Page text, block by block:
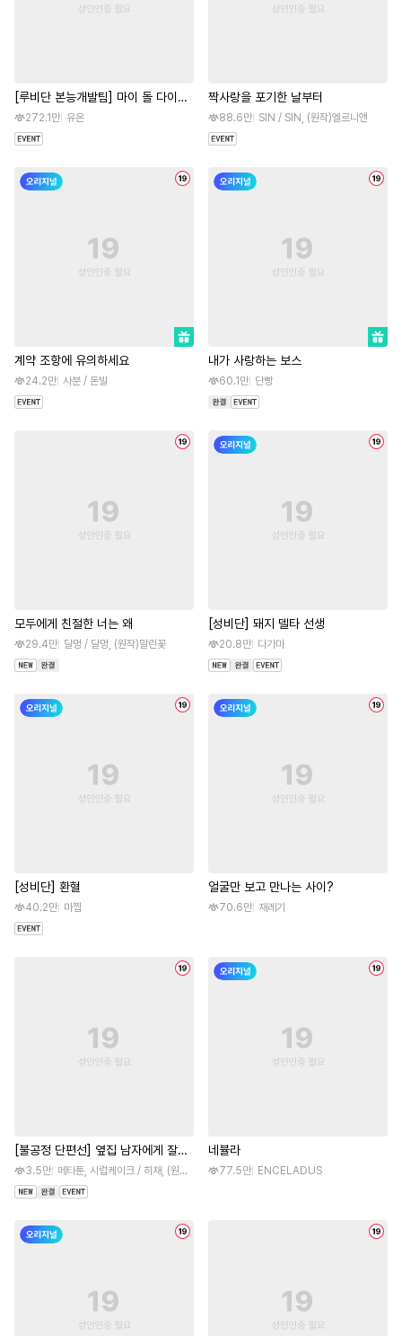
[루비단 본능개발팀] 마이 돌 다이어
리272.1만 유온
짝사랑을 포기한 날부터
88.6만 SIN / SIN, (원작)엘르니앤
계약 조항에 유의하세요
24.2만 사분 / 돈빌
내가 사랑하는 보스
60.1만 단빵
모두에게 친절한 너는 왜
29.4만 달멍 / 달멍, (원작)말린꽃
[성비단] 돼지 델타 선생
20.8만 다가마
[성비단] 환혈
40.2만 마찝
얼굴만 보고 만나는 사이?
70.6만 재레기
[불공정 단편선] 옆집 남자에게 잘해
주지 마세요
3.5만 메타툰, 시럽케이크 / 히채, (원작)좋은건다같이
네뷸라
77.5만 ENCELADUS